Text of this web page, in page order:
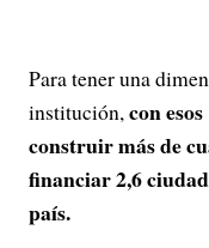
Para tener una
institución,con
construir más de
financiar 2,6
país.